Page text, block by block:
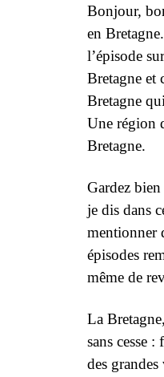
Bonjour,
en
l’épisode
Bretagne et
Bretagne
Une région
Bretagne.
Gardez
je dis dans
mentionner
épisodes
même de
La
sans cesse
des